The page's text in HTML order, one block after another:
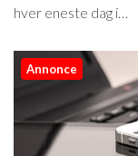
hver eneste dag i…
Annonce